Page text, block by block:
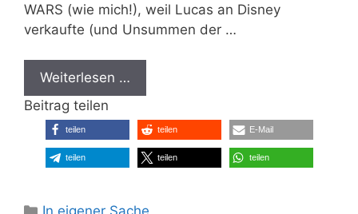
WARS (wie mich!), weil Lucas an Disney
verkaufte (und Unsummen der …
Weiterlesen …
Beitrag teilen
teilen teilen E-Mail
teilen teilen teilen
Kategorien